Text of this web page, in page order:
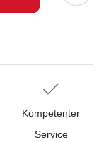
Kompetenter
Service